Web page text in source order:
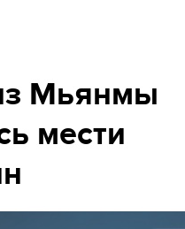
Мьянмы
мести